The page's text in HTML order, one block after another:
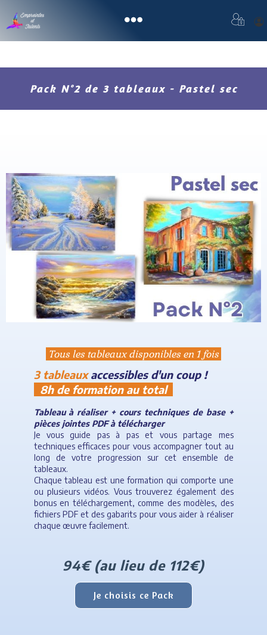
Pack N°2 de 3 tableaux - Pastel sec
Tous les tableaux disponibles en 1 fois
3 tableauxaccessibles d'un coup !
8h de formation au total
Tableau à réaliser + cours techniques de base +
pièces jointes PDF à télécharger
Je vous guide pas à pas et vous partage mes
techniques efficaces pour vous accompagner tout au
long de votre progression sur cet ensemble de
tableaux.
Chaque tableau est une formation qui comporte une
ou plusieurs vidéos. Vous trouverez également des
bonus en téléchargement, comme des modèles, des
fichiers PDF et des gabarits pour vous aider à réaliser
chaque œuvre facilement.
94€ (au lieu de 112€)
Je choisis ce Pack